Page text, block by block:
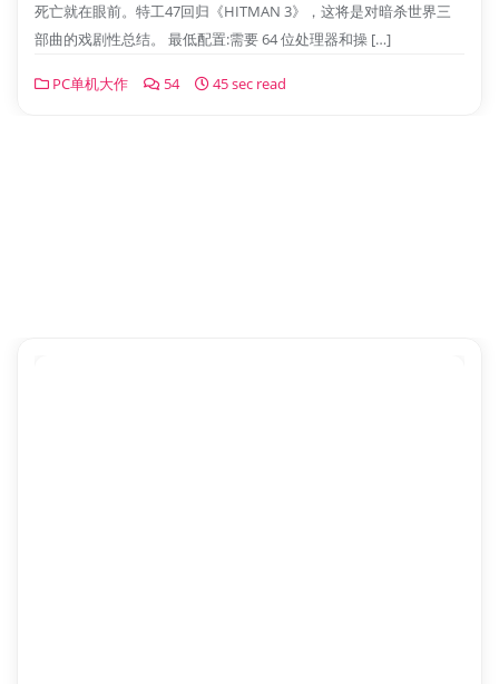
死亡就在眼前。特工47回归《HITMAN 3》，这将是对暗杀世界三
部曲的戏剧性总结。 最低配置:需要 64 位处理器和操 […]
PC单机大作 54 45 sec read